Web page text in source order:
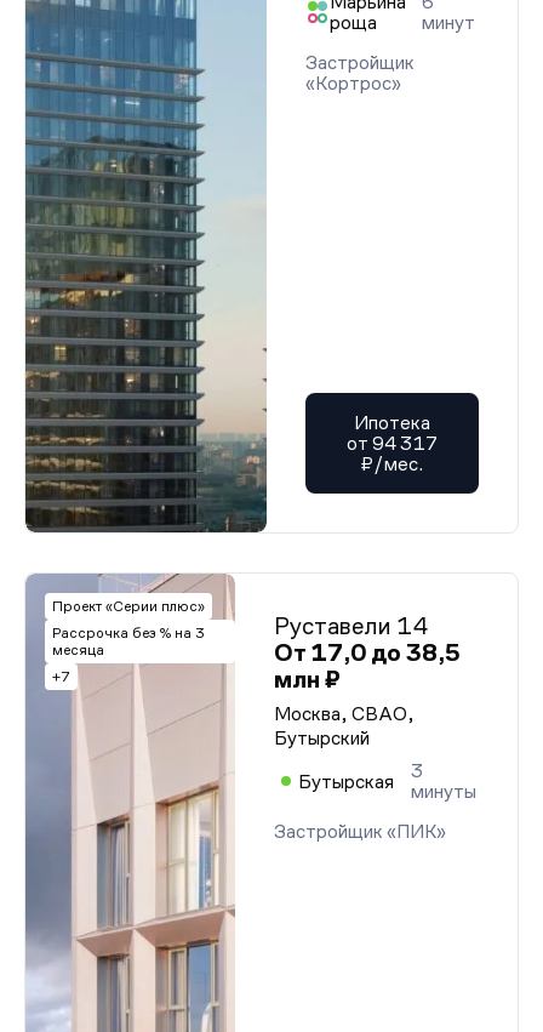
роща
минут
Застройщик
«Кортрос»
Ипотека
от 94 317
₽/мес.
Проект «Серии плюс»
Рассрочка без % на 3
месяца
+7
Руставели 14
От 17,0 до 38,5
млн ₽
Москва, СВАО,
Бутырский
Бутырская
3
минуты
Застройщик «ПИК»